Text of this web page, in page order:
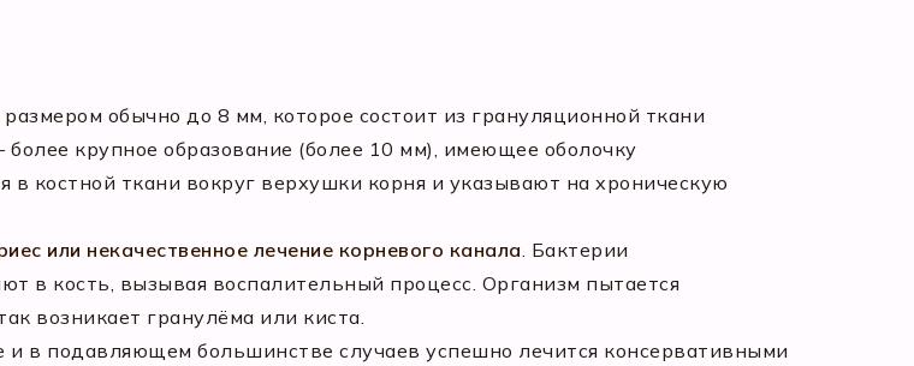
обычно до 8 мм, которое состоит из грануляционной ткани
крупное образование (более 10 мм), имеющее оболочку
костной ткани вокруг верхушки корня и указывают на хроническую
или некачественное лечение корневого канала. Бактерии
в кость, вызывая воспалительный процесс. Организм пытается
возникает гранулёма или киста.
и в подавляющем большинстве случаев успешно лечится консервативными